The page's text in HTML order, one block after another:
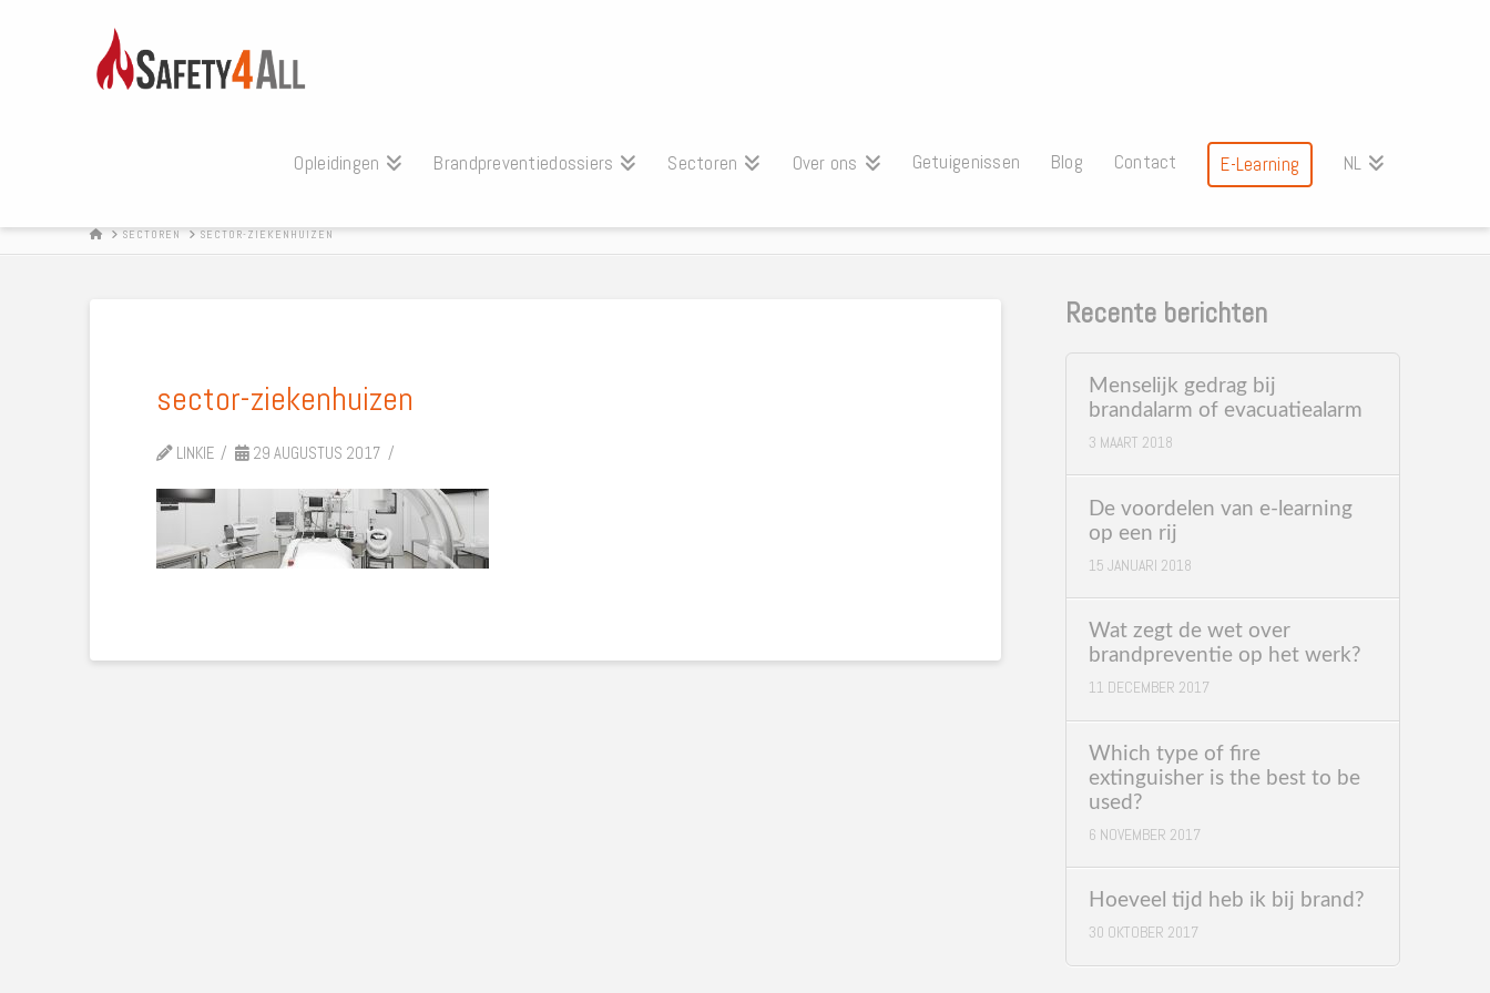
Opleidingen Brandpreventiedossiers Sectoren Over ons Getuigenissen Blog Contact E-Learning NL
HOMESECTOREN SECTOR-ZIEKENHUIZEN
sector-ziekenhuizen
LINKIE 29 AUGUSTUS 2017
Recente berichten
Menselijk gedrag bij
brandalarm of evacuatiealarm
3 MAART 2018
De voordelen van e-learning
op een rij
15 JANUARI 2018
Wat zegt de wet over
brandpreventie op het werk?
11 DECEMBER 2017
Which type of fire
extinguisher is the best to be
used?
6 NOVEMBER 2017
Hoeveel tijd heb ik bij brand?
30 OKTOBER 2017